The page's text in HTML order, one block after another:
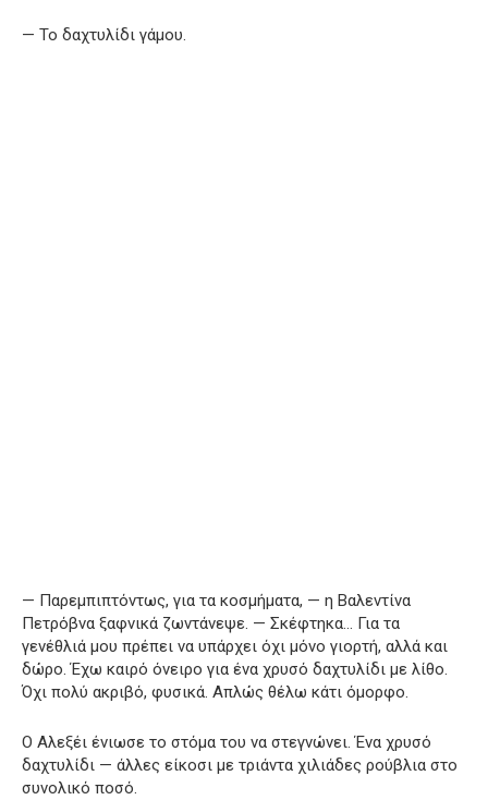
— Το δαχτυλίδι γάμου.
— Παρεμπιπτόντως, για τα κοσμήματα, — η Βαλεντίνα
Πετρόβνα ξαφνικά ζωντάνεψε. — Σκέφτηκα… Για τα
γενέθλιά μου πρέπει να υπάρχει όχι μόνο γιορτή, αλλά και
δώρο. Έχω καιρό όνειρο για ένα χρυσό δαχτυλίδι με λίθο.
Όχι πολύ ακριβό, φυσικά. Απλώς θέλω κάτι όμορφο.
Ο Αλεξέι ένιωσε το στόμα του να στεγνώνει. Ένα χρυσό
δαχτυλίδι — άλλες είκοσι με τριάντα χιλιάδες ρούβλια στο
συνολικό ποσό.